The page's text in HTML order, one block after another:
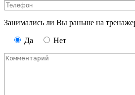
Занимались ли Вы раньше на
Да Нет